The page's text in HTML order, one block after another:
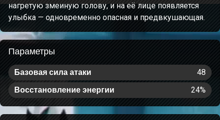
нагретую змеиную голову, и на её лице появляется
улыбка — одновременно опасная и предвкушающая.
Параметры
Базовая сила атаки 48
Восстановление энергии 24%